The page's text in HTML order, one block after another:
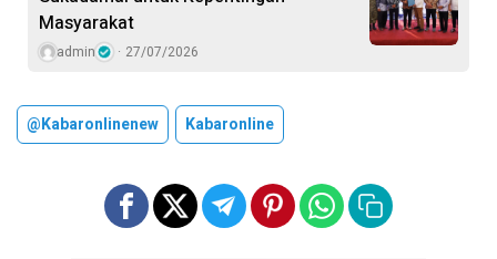
Masyarakat
admin 27/07/2026
@kabaronlinenew Kabaronline